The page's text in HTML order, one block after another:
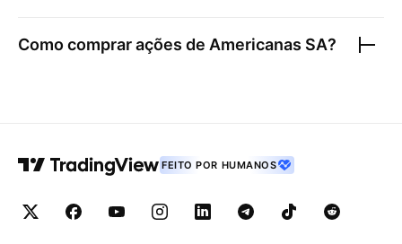
Como comprar ações de Americanas SA?
FEITO POR HUMANOS